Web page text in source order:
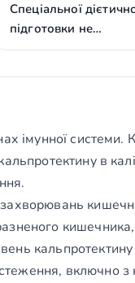
Спеціальної
підготовки не…
імунної
в
захворювань
включно з